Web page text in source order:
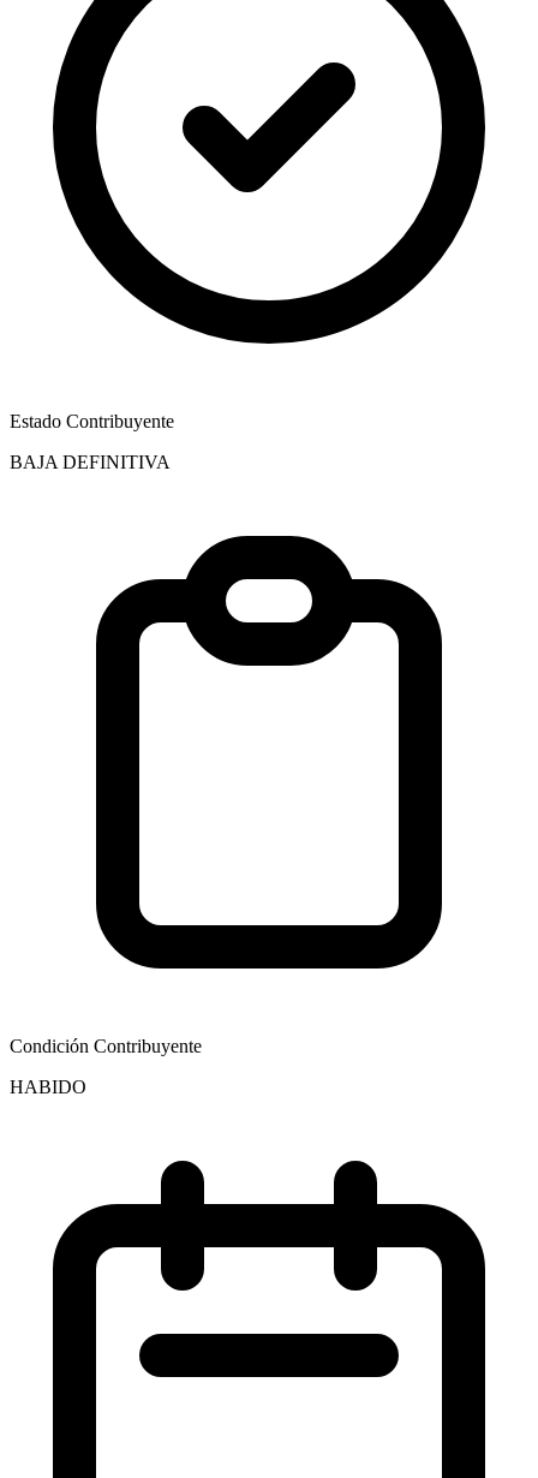
Estado Contribuyente
BAJA DEFINITIVA
Condición Contribuyente
HABIDO